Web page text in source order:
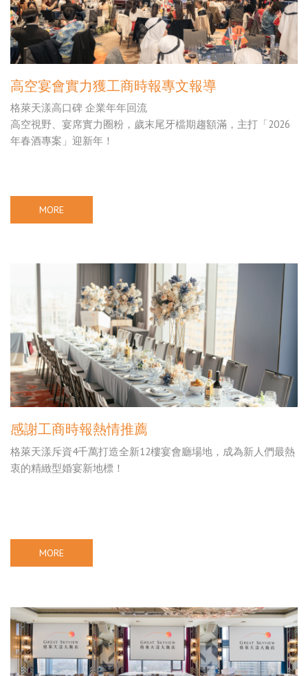
高空宴會實力獲工商時報專文報導
格萊天漾高口碑 企業年年回流
高空視野、宴席實力圈粉，歲末尾牙檔期趨額滿，主打「2026
年春酒專案」迎新年！
MORE
感謝工商時報熱情推薦
格萊天漾斥資4千萬打造全新12樓宴會廳場地，成為新人們最熱
衷的精緻型婚宴新地標！
MORE